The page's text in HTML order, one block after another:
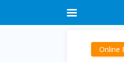
Online